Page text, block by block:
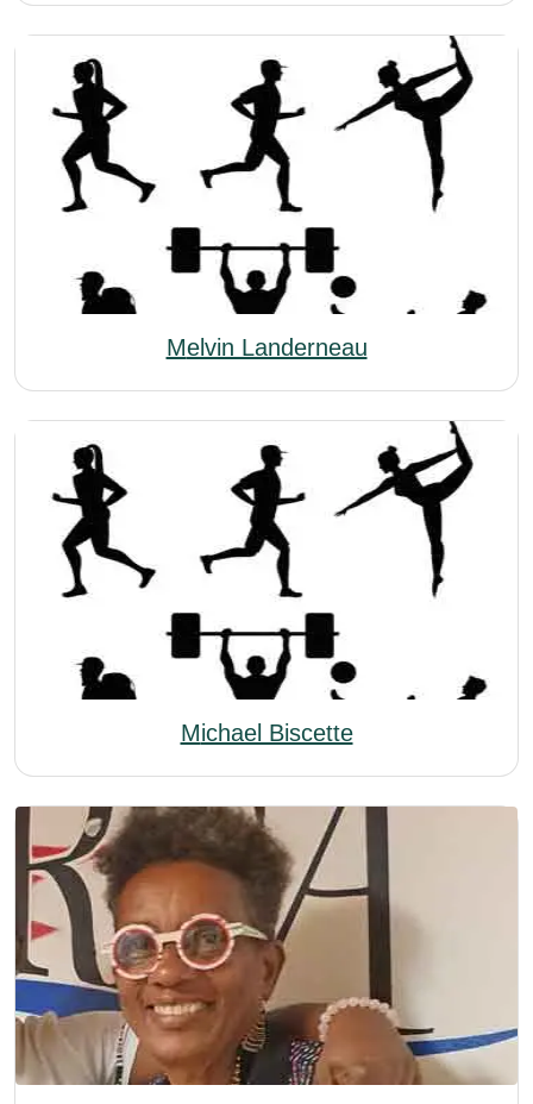
Melvin Landerneau
Michael Biscette